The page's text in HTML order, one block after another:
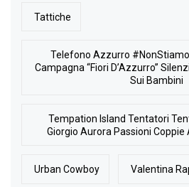
Tattiche
Telefono Azzurro
Campagna “Fiori D’Azzurro”
Sui Bambini
Tempation Island Tentatori
Giorgio Aurora Passioni
Urban Cowboy Valentina